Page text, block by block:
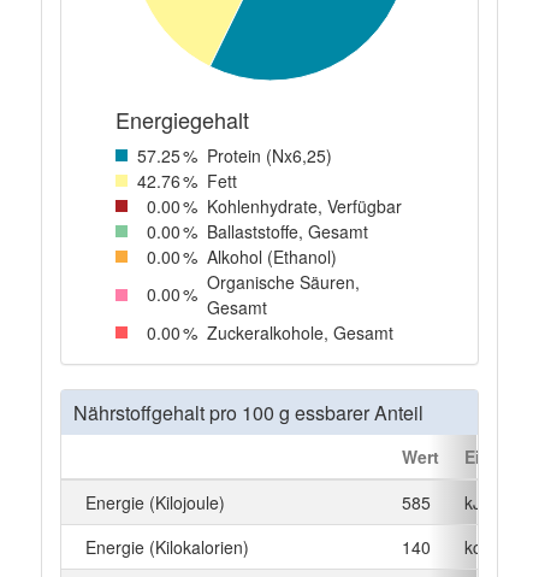
Energiegehalt
57.25% Protein (Nx6,25)
42.76% Fett
0.00% Kohlenhydrate, Verfügbar
0.00% Ballaststoffe, Gesamt
0.00% Alkohol (Ethanol)
0.00% Organische Säuren,
Gesamt
0.00% Zuckeralkohole, Gesamt
Nährstoffgehalt pro 100 g essbarer Anteil
Wert
Einheit
Energie (Kilojoule)
585
kJ
Energie (Kilokalorien)
140
kcal